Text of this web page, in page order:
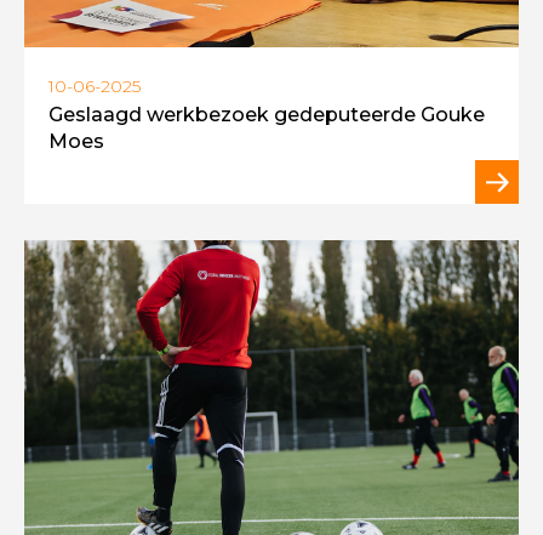
10-06-2025
Geslaagd werkbezoek gedeputeerde Gouke
Moes